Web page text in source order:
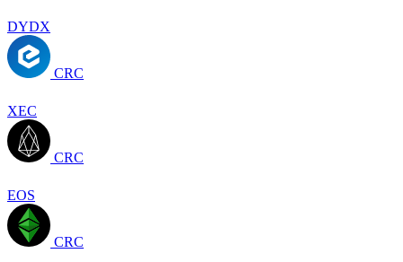
DYDX
CRC
XEC
CRC
EOS
CRC